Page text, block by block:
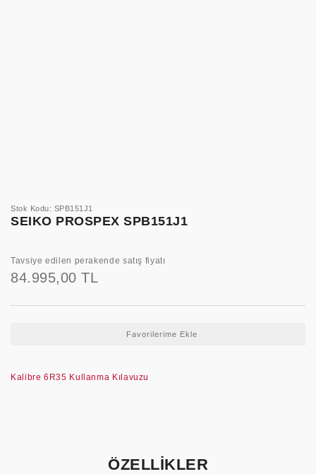
Stok Kodu: SPB151J1
SEIKO PROSPEX SPB151J1
Tavsiye edilen perakende satış fiyatı
84.995,00 TL
Kalibre 6R35 Kullanma Kılavuzu
ÖZELLİKLER